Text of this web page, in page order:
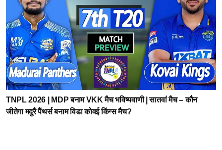
TNPL 2026 | MDP बनाम VKK मैच भविष्यवाणी | सातवां मैच – कौन
जीतेगा मदुरै पैंथर्स बनाम विडा कोवई किंग्स मैच?